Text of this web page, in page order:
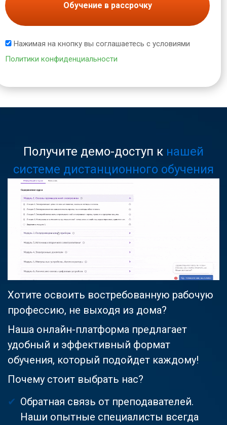
Обучение в рассрочку
Нажимая на кнопку вы соглашаетесь с условиями
Политики конфиденциальности
Получите демо-доступ к нашей
системе дистанционного обучения
Хотите освоить востребованную рабочую
профессию, не выходя из дома?
Наша онлайн-платформа предлагает
удобный и эффективный формат
обучения, который подойдет каждому!
Почему стоит выбрать нас?
Обратная связь от преподавателей.
Наши опытные специалисты всегда